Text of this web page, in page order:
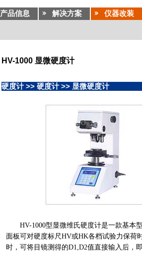
产品信息 解决方案 仪器改装
HV-1000 显微硬度计
硬度计 >> 硬度计 >> 显微硬度计
HV-1000型显微维氏硬度计是一款基本
面板可对硬度标尺HV或HK各档试验力保荷
时，可将目镜测得的D1,D2值直接输入后，